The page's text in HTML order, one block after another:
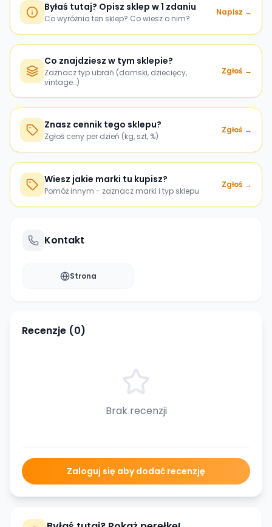
Byłaś tutaj? Opisz sklep w 1 zdaniu
Co wyróżnia ten sklep? Co wiesz o nim?
Napisz →
Co znajdziesz w tym sklepie?
Zaznacz typ ubrań (damski, dziecięcy,
vintage…)
Zgłoś →
Znasz cennik tego sklepu?
Zgłoś ceny per dzień (kg, szt, %)
Zgłoś →
Wiesz jakie marki tu kupisz?
Pomóż innym - zaznacz marki i typ sklepu
Zgłoś →
Kontakt
Strona
Recenzje (0)
Brak recenzji
Zaloguj się aby dodać recenzję